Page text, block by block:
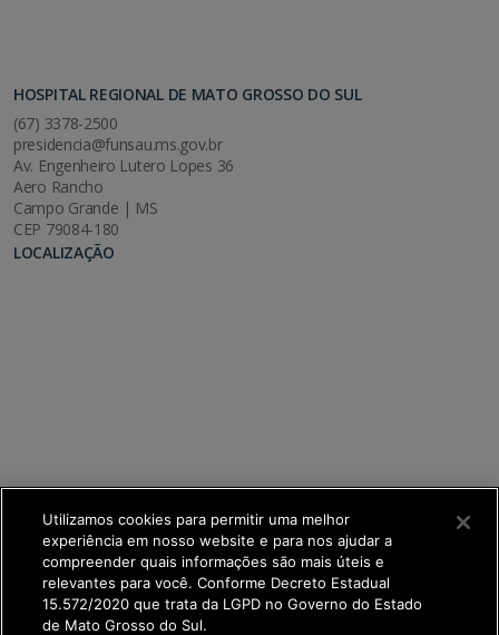
HOSPITAL REGIONAL DE MATO GROSSO DO SUL
(67) 3378-2500
presidencia@funsau.ms.gov.br
Av. Engenheiro Lutero Lopes 36
Aero Rancho
Campo Grande | MS
CEP 79084-180
LOCALIZAÇÃO
Utilizamos cookies para permitir uma melhor
experiência em nosso website e para nos ajudar a
compreender quais informações são mais úteis e
relevantes para você. Conforme Decreto Estadual
15.572/2020 que trata da LGPD no Governo do Estado
de Mato Grosso do Sul.